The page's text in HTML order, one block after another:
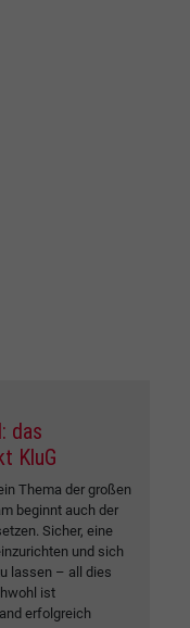
das
KluG
Thema der großen
beginnt auch der
Sicher, eine
und sich
lassen – all dies
ist
erfolgreich